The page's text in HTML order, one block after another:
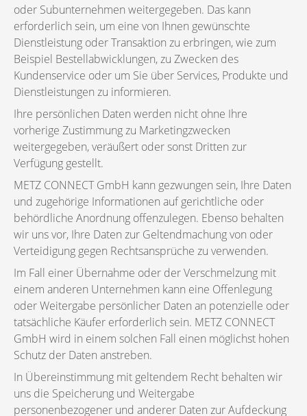
oder Subunternehmen weitergegeben. Das kann
erforderlich sein, um eine von Ihnen gewünschte
Dienstleistung oder Transaktion zu erbringen, wie zum
Beispiel Bestellabwicklungen, zu Zwecken des
Kundenservice oder um Sie über Services, Produkte und
Dienstleistungen zu informieren.
Ihre persönlichen Daten werden nicht ohne Ihre
vorherige Zustimmung zu Marketingzwecken
weitergegeben, veräußert oder sonst Dritten zur
Verfügung gestellt.
METZ CONNECT GmbH kann gezwungen sein, Ihre Daten
und zugehörige Informationen auf gerichtliche oder
behördliche Anordnung offenzulegen. Ebenso behalten
wir uns vor, Ihre Daten zur Geltendmachung von oder
Verteidigung gegen Rechtsansprüche zu verwenden.
Im Fall einer Übernahme oder der Verschmelzung mit
einem anderen Unternehmen kann eine Offenlegung
oder Weitergabe persönlicher Daten an potenzielle oder
tatsächliche Käufer erforderlich sein. METZ CONNECT
GmbH wird in einem solchen Fall einen möglichst hohen
Schutz der Daten anstreben.
In Übereinstimmung mit geltendem Recht behalten wir
uns die Speicherung und Weitergabe
personenbezogener und anderer Daten zur Aufdeckung